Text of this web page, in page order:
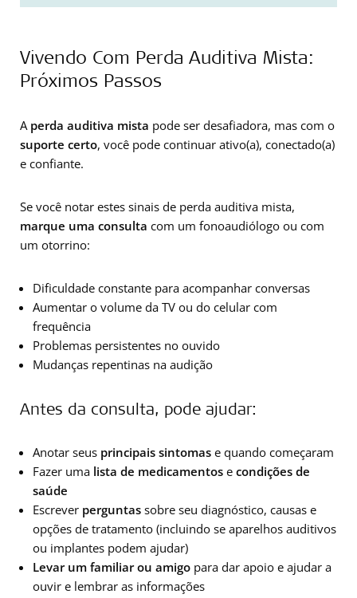
Vivendo Com Perda Auditiva Mista:
Próximos Passos
A perda auditiva mista pode ser desafiadora, mas com o
suporte certo, você pode continuar ativo(a), conectado(a)
e confiante.
Se você notar estes sinais de perda auditiva mista,
marque uma consulta com um fonoaudiólogo ou com
um otorrino:
Dificuldade constante para acompanhar conversas
Aumentar o volume da TV ou do celular com
frequência
Problemas persistentes no ouvido
Mudanças repentinas na audição
Antes da consulta, pode ajudar:
Anotar seus principais sintomas e quando começaram
Fazer uma lista de medicamentos e condições de
saúde
Escrever perguntas sobre seu diagnóstico, causas e
opções de tratamento (incluindo se aparelhos auditivos
ou implantes podem ajudar)
Levar um familiar ou amigo para dar apoio e ajudar a
ouvir e lembrar as informações